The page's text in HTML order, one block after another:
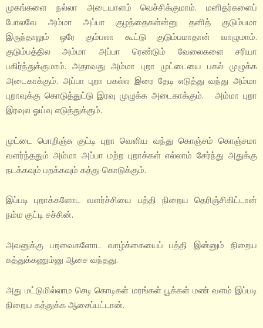
முகங்களை நல்லா அடையாளம் வெச்சிக்குமாம். மனிதர்களைப்
போலவே அம்மா அப்பா குழந்தைகள்ன்னு தனித் குடும்பமா
இருந்தாலும் ஒரே கும்பலா கூட்டு குடும்பமாதான் வாழுமாம்.
குடும்பத்தில அம்மா அப்பா ரெண்டும் வேலைகளை சரியா
பகிர்ந்துக்குமாம். அதாவது அம்மா புறா முட்டையை பகல் முழுக்க
அடைகாக்கும். அப்பா புறா பகல்ல இரை தேடி எடுத்து வந்து அம்மா
புறாவுக்கு கொடுத்துட்டு இரவு முழுக்க அடைகாக்கும். அம்மா புறா
இரவுல ஓய்வு எடுத்துக்கும்.
முட்டை பொறிஞ்சு குட்டி புறா வெளிய வந்து கொஞ்சம் கொஞ்சமா
வளர்ந்ததும் அம்மா அப்பா மற்ற புறாக்கள் எல்லாம் சேர்ந்து அதுக்கு
நடக்கவும் பறக்கவும் கத்து கொடுக்கும்.
இப்படி புறாக்களோட வளர்ச்சியை பத்தி நிறைய தெரிஞ்சிகிட்டான்
நம்ம குட்டி சச்சின்.
அவனுக்கு பறவைகளோட வாழ்க்கையைப் பத்தி இன்னும் நிறைய
கத்துக்கணும்னு ஆசை வந்தது.
அது மட்டுமில்லாம செடி கொடிகள் மரங்கள் பூக்கள் மண் வளம் இப்படி
நிறைய கத்துக்க ஆசைப்பட்டான்.